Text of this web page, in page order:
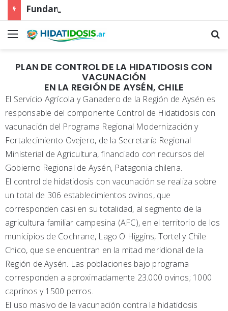
PLAN DE CONTROL DE LA HIDATIDOSIS CON
VACUNACIÓN
EN LA REGIÓN DE AYSÉN, CHILE
El Servicio Agrícola y Ganadero de la Región de Aysén es
responsable del componente Control de Hidatidosis con
vacunación del Programa Regional Modernización y
Fortalecimiento Ovejero, de la Secretaría Regional
Ministerial de Agricultura, financiado con recursos del
Gobierno Regional de Aysén, Patagonia chilena.
El control de hidatidosis con vacunación se realiza sobre
un total de 306 establecimientos ovinos, que
corresponden casi en su totalidad, al segmento de la
agricultura familiar campesina (AFC), en el territorio de los
municipios de Cochrane, Lago O Higgins, Tortel y Chile
Chico, que se encuentran en la mitad meridional de la
Región de Aysén. Las poblaciones bajo programa
corresponden a aproximadamente 23.000 ovinos; 1000
caprinos y 1500 perros.
El uso masivo de la vacunación contra la hidatidosis